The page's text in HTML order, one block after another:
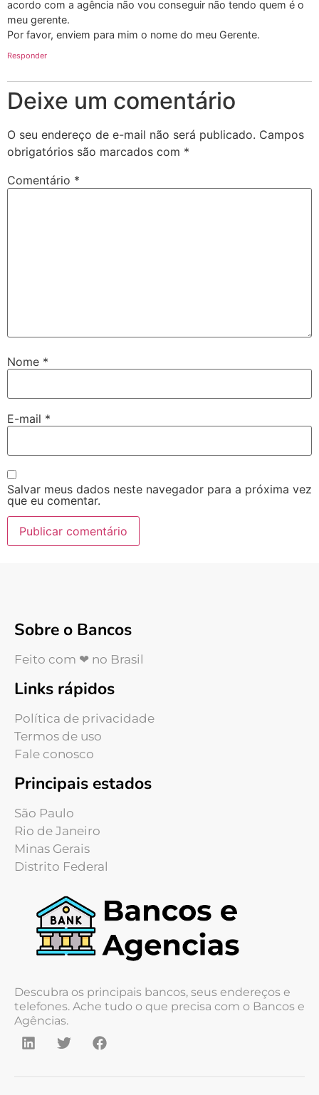
acordo com a agência não vou conseguir não tendo quem é o
meu gerente.
Por favor, enviem para mim o nome do meu Gerente.
Responder
Deixe um comentário
O seu endereço de e-mail não será publicado. Campos
obrigatórios são marcados com *
Comentário *
Nome *
E-mail *
Salvar meus dados neste navegador para a próxima vez
que eu comentar.
Sobre o Bancos
Feito com ❤ no Brasil
Links rápidos
Política de privacidade
Termos de uso
Fale conosco
Principais estados
São Paulo
Rio de Janeiro
Minas Gerais
Distrito Federal
Descubra os principais bancos, seus endereços e
telefones. Ache tudo o que precisa com o Bancos e
Agências.